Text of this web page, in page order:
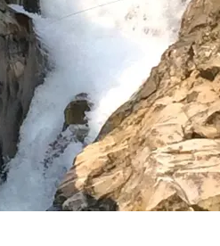
、急激に勢いを増して落下す